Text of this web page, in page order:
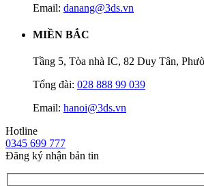
Email: danang@3ds.vn
MIỀN BẮC
Tầng 5, Tòa nhà IC, 82 Duy Tân,
Tổng đài: 028 888 99 039
Email: hanoi@3ds.vn
Hotline
0345 699 777
Đăng ký nhận bản tin